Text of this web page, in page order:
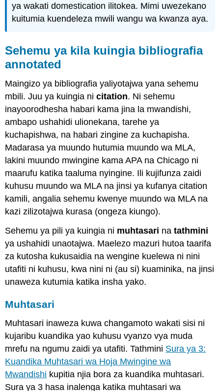
ya wakati domestication ilitokea. Mimi uwezekano
kuitumia kuendeleza mwili wangu wa kwanza aya.
Sehemu ya kila kuingia bibliografia
annotated
Maingizo ya bibliografia yaliyotajwa yana sehemu
mbili. Juu ya kuingia nicitation. Ni sehemu
inayoorodhesha habari kama jina la mwandishi,
ambapo ushahidi ulionekana, tarehe ya
kuchapishwa, na habari zingine za kuchapisha.
Madarasa ya muundo hutumia muundo wa MLA,
lakini muundo mwingine kama APA na Chicago ni
maarufu katika taaluma nyingine. Ili kujifunza zaidi
kuhusu muundo wa MLA na jinsi ya kufanya citation
kamili, angalia sehemu kwenye muundo wa MLA na
kazi zilizotajwa kurasa (ongeza kiungo).
Sehemu ya pili ya kuingia ni muhtasari natathmini
ya ushahidi unaotajwa. Maelezo mazuri hutoa taarifa
za kutosha kukusaidia na wengine kuelewa ni nini
utafiti ni kuhusu, kwa nini ni (au si) kuaminika, na jinsi
unaweza kutumia katika insha yako.
Muhtasari
Muhtasari inaweza kuwa changamoto wakati sisi ni
kujaribu kuandika yao kuhusu vyanzo vya muda
mrefu na ngumu zaidi ya utafiti. Tathmini Sura ya 3:
Kuandika Muhtasari wa Hoja Mwingine wa
Mwandishi kupitia njia bora za kuandika muhtasari.
Sura ya 3 hasa inalenga katika muhtasari wa